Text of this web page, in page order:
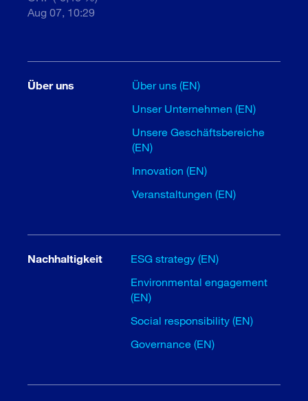
Aug 07, 10:29
Über uns
Über uns (EN)
Unser Unternehmen (EN)
Unsere Geschäftsbereiche
(EN)
Innovation (EN)
Veranstaltungen (EN)
Nachhaltigkeit
ESG strategy (EN)
Environmental engagement
(EN)
Social responsibility (EN)
Governance (EN)